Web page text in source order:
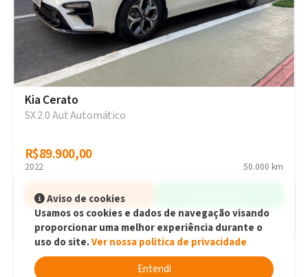
Kia Cerato
SX 2.0 Aut Automático
R$89.900,00
R$89.900,00
2022 50.000 km
Simular
Balneário Camboriú - SC
Aviso de cookies
Usamos os cookies e dados de navegação visando
proporcionar uma melhor experiência durante o
uso do site.Ver nossa politica de privacidade
Entendi